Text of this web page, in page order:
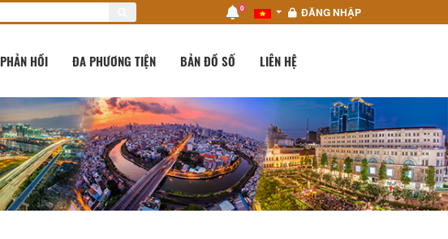
0 ĐĂNG NHẬP
PHẢN HỒI ĐA PHƯƠNG TIỆN BẢN ĐỒ SỐ LIÊN HỆ